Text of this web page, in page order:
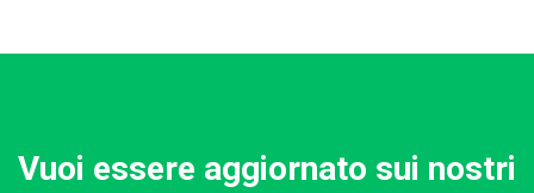
Vuoi essere aggiornato sui nostri